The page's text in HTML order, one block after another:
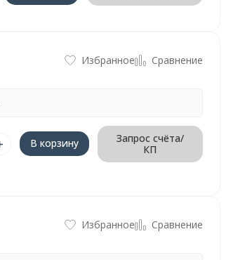
Избранное Сравнение
В корзину
Запрос счёта/
КП
Избранное Сравнение